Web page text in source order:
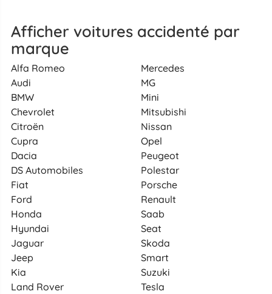
Afficher voitures accidenté par
marque
Alfa Romeo
Audi
BMW
Chevrolet
Citroën
Cupra
Dacia
DS Automobiles
Fiat
Ford
Honda
Hyundai
Jaguar
Jeep
Kia
Land Rover
Mercedes
MG
Mini
Mitsubishi
Nissan
Opel
Peugeot
Polestar
Porsche
Renault
Saab
Seat
Skoda
Smart
Suzuki
Tesla